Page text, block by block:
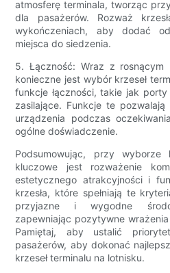
atmosferę terminala, tworząc
dla pasażerów. Rozważ
wykończeniach, aby dodać
miejsca do siedzenia.
5. Łączność: Wraz z rosnącym
konieczne jest wybór krzeseł
funkcje łączności, takie jak
zasilające. Funkcje te pozwalają
urządzenia podczas
ogólne doświadczenie.
Podsumowując, przy wyborze
kluczowe jest rozważenie
estetycznego atrakcyjności i
krzesła, które spełniają te
przyjazne i wygodne
zapewniając pozytywne
Pamiętaj, aby ustalić
pasażerów, aby dokonać
krzeseł terminalu na lotnisku.